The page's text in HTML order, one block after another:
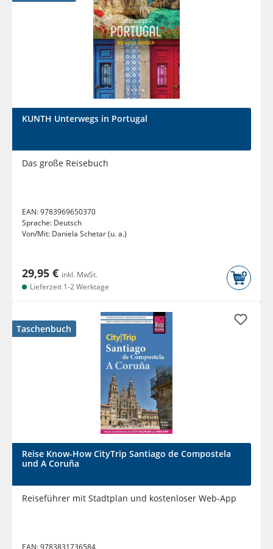
KUNTH Unterwegs in Portugal
Das große Reisebuch
EAN:9783969650370
Sprache: Deutsch
Von/Mit: Daniela Schetar (u. a.)
29,95 € inkl. MwSt.
Lieferzeit 1-2 Werktage
Taschenbuch
Reise Know-How CityTrip Santiago de Compostela
und A Coruña
Reiseführer mit Stadtplan und kostenloser Web-App